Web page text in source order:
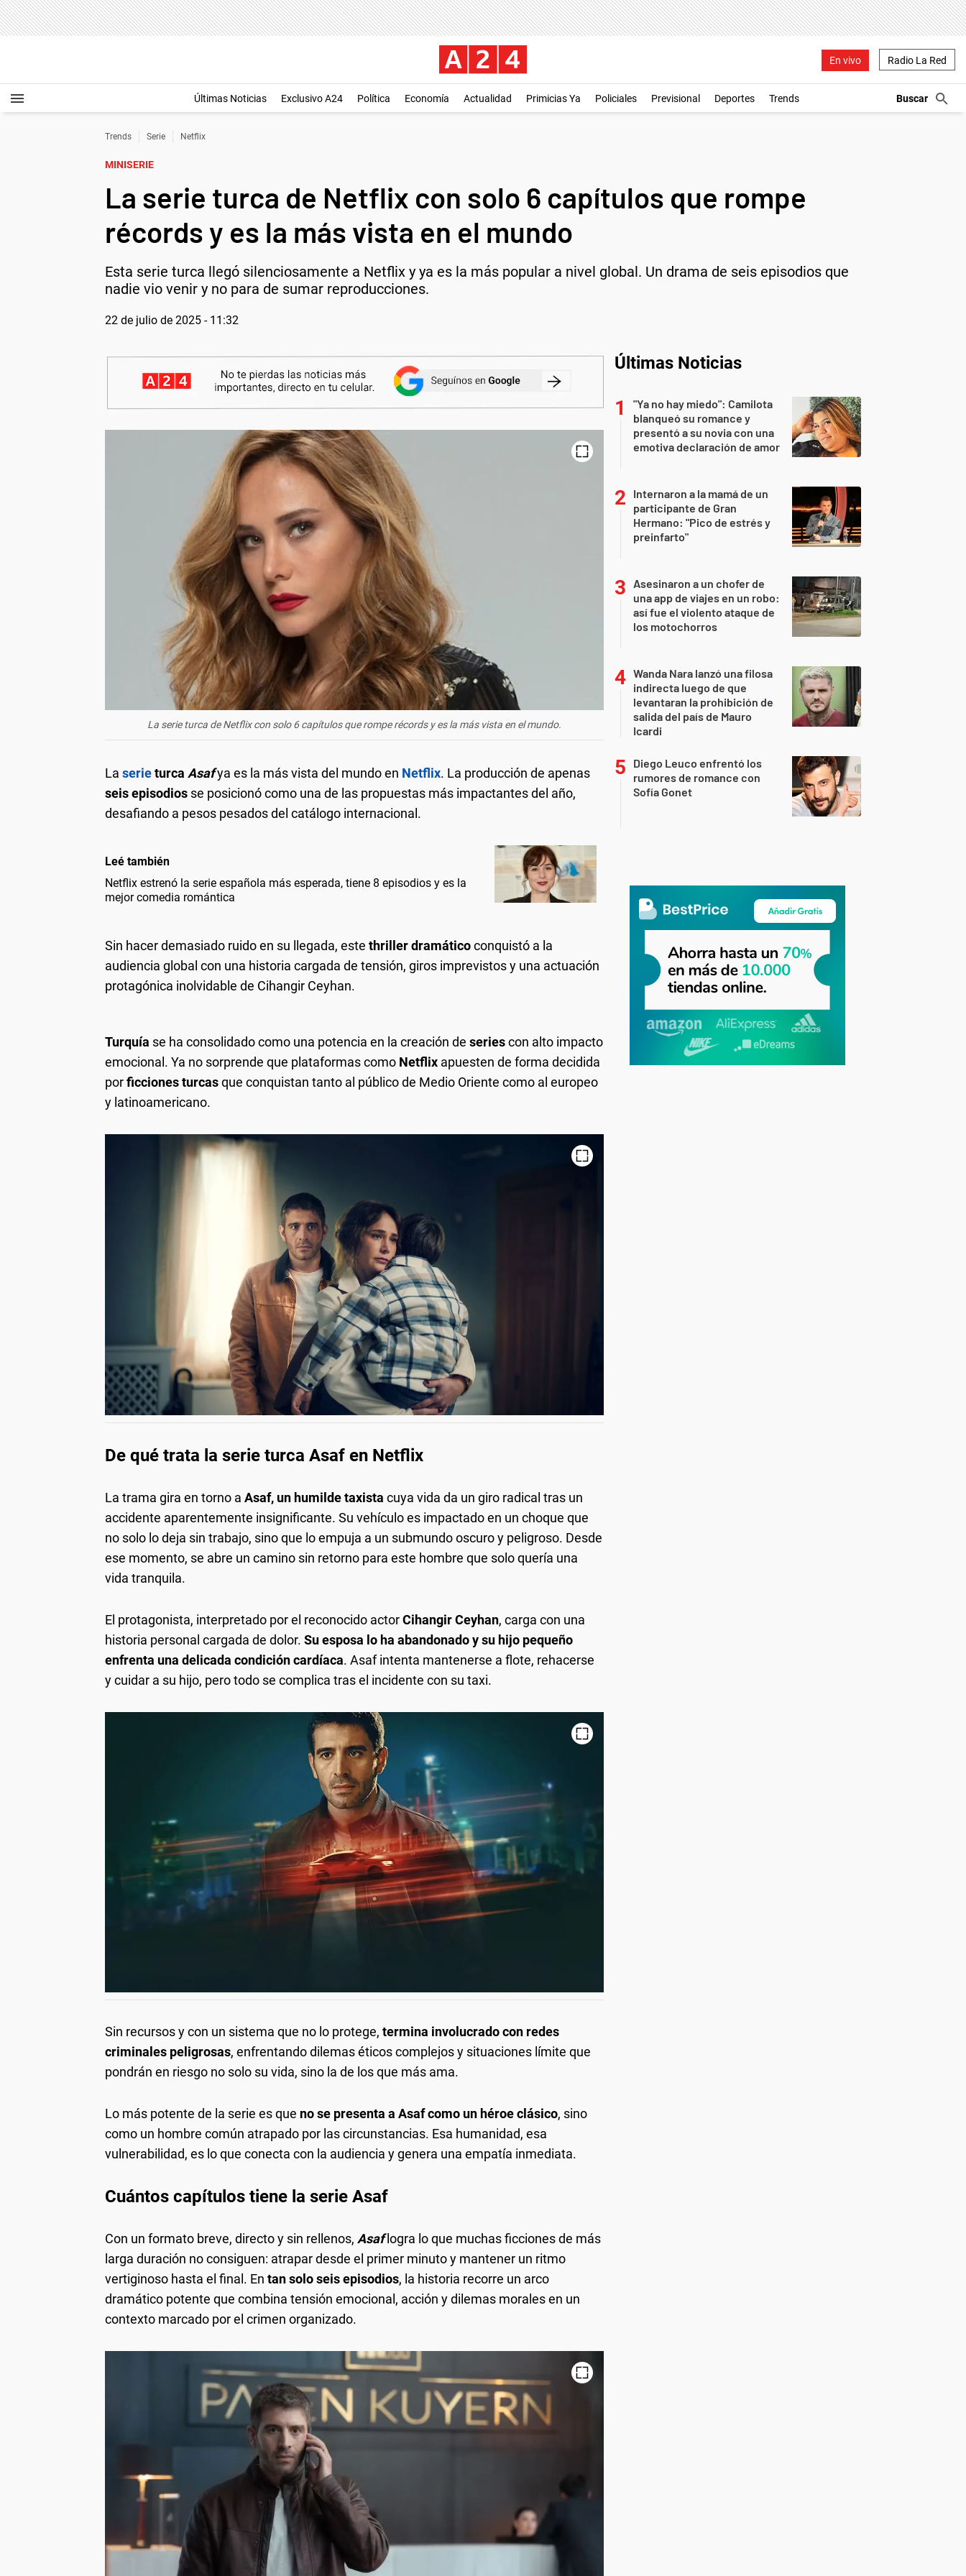
En vivo Radio La Red
Últimas Noticias Exclusivo A24 Política Economía Actualidad Primicias Ya Policiales Previsional Deportes Trends
Trends Serie Netflix
MINISERIE
La serie turca de Netflix con solo 6 capítulos que rompe
récords y es la más vista en el mundo
Esta serie turca llegó silenciosamente a Netflix y ya es la más popular a nivel global. Un drama de seis episodios que
nadie vio venir y no para de sumar reproducciones.
22 de julio de 2025 - 11:32
La serie turca de Netflix con solo 6 capítulos que rompe récords y es la más vista en el mundo.
La serieturca Asafya es la más vista del mundo en Netflix. La producción de apenas
seis episodios se posicionó como una de las propuestas más impactantes del año,
desafiando a pesos pesados del catálogo internacional.
Leé también
Netflix estrenó la serie española más esperada, tiene 8 episodios y es la
mejor comedia romántica
Sin hacer demasiado ruido en su llegada, este thriller dramáticoconquistó a la
audiencia global con una historia cargada de tensión, giros imprevistos y una actuación
protagónica inolvidable de Cihangir Ceyhan.
Turquía se ha consolidado como una potencia en la creación de seriescon alto impacto
emocional. Ya no sorprende que plataformas como Netflix apuesten de forma decidida
porficciones turcasque conquistan tanto al público de Medio Oriente como al europeo
y latinoamericano.
De qué trata la serie turca Asaf en Netflix
La trama gira en torno a Asaf, un humilde taxista cuya vida da un giro radical tras un
accidente aparentemente insignificante. Su vehículo es impactado en un choque que
no solo lo deja sin trabajo, sino que lo empuja a un submundo oscuro y peligroso. Desde
ese momento, se abre un camino sin retorno para este hombre que solo quería una
vida tranquila.
El protagonista, interpretado por el reconocido actorCihangir Ceyhan, carga con una
historia personal cargada de dolor. Su esposa lo ha abandonado y su hijo pequeño
enfrenta una delicada condición cardíaca. Asaf intenta mantenerse a flote, rehacerse
y cuidar a su hijo, pero todo se complica tras el incidente con su taxi.
Sin recursos y con un sistema que no lo protege, termina involucrado con redes
criminales peligrosas, enfrentando dilemas éticos complejos y situaciones límite que
pondrán en riesgo no solo su vida, sino la de los que más ama.
Lo más potente de la serie es que no se presenta a Asaf como un héroe clásico, sino
como un hombre común atrapado por las circunstancias. Esa humanidad, esa
vulnerabilidad, es lo que conecta con la audiencia y genera una empatía inmediata.
Cuántos capítulos tiene la serie Asaf
Con un formato breve, directo y sin rellenos, Asaflogra lo que muchas ficciones de más
larga duración no consiguen: atrapar desde el primer minuto y mantener un ritmo
vertiginoso hasta el final. En tan solo seis episodios, la historia recorre un arco
dramático potente que combina tensión emocional, acción y dilemas morales en un
contexto marcado por el crimen organizado.
Últimas Noticias
"Ya no hay miedo": Camilota
blanqueó su romance y
presentó a su novia con una
emotiva declaración de amor
Internaron a la mamá de un
participante de Gran
Hermano: "Pico de estrés y
preinfarto"
Asesinaron a un chofer de
una app de viajes en un robo:
así fue el violento ataque de
los motochorros
Wanda Nara lanzó una filosa
indirecta luego de que
levantaran la prohibición de
salida del país de Mauro
Icardi
Diego Leuco enfrentó los
rumores de romance con
Sofía Gonet